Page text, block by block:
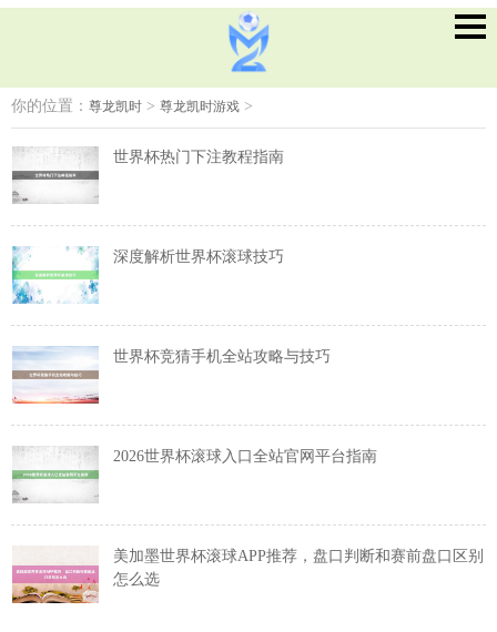
你的位置： 尊龙凯时 > 尊龙凯时游戏 >
世界杯热门下注教程指南
深度解析世界杯滚球技巧
世界杯竞猜手机全站攻略与技巧
2026世界杯滚球入口全站官网平台指南
美加墨世界杯滚球APP推荐，盘口判断和赛前盘口区别
怎么选